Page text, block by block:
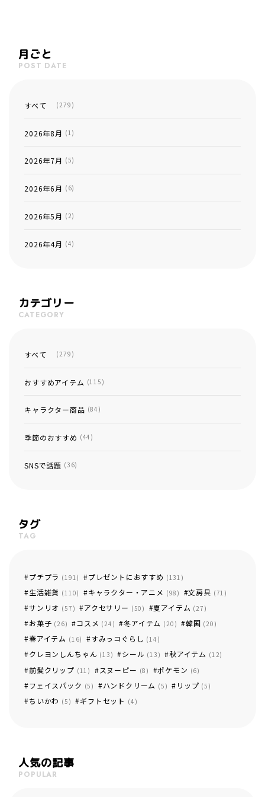
月ごと
POST DATE
すべて (279)
2026年8月 (1)
2026年7月 (5)
2026年6月 (6)
2026年5月 (2)
2026年4月 (4)
カテゴリー
CATEGORY
すべて (279)
おすすめアイテム (115)
キャラクター商品 (84)
季節のおすすめ (44)
SNSで話題 (36)
タグ
TAG
プチプラ (191) プレゼントにおすすめ (131)
生活雑貨 (110) キャラクター・アニメ (98) 文房具 (71)
サンリオ (57) アクセサリー (50) 夏アイテム (27)
お菓子 (26) コスメ (24) 冬アイテム (20) 韓国 (20)
春アイテム (16) すみっコぐらし (14)
クレヨンしんちゃん (13) シール (13) 秋アイテム (12)
前髪クリップ (11) スヌーピー (8) ポケモン (6)
フェイスパック (5) ハンドクリーム (5) リップ (5)
ちいかわ (5) ギフトセット (4)
人気の記事
POPULAR